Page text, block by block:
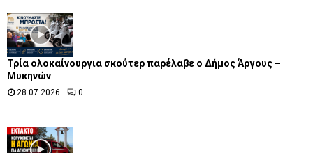
Τρία ολοκαίνουργια σκούτερ παρέλαβε o Δήμος Άργους –
Μυκηνών
28.07.2026 0